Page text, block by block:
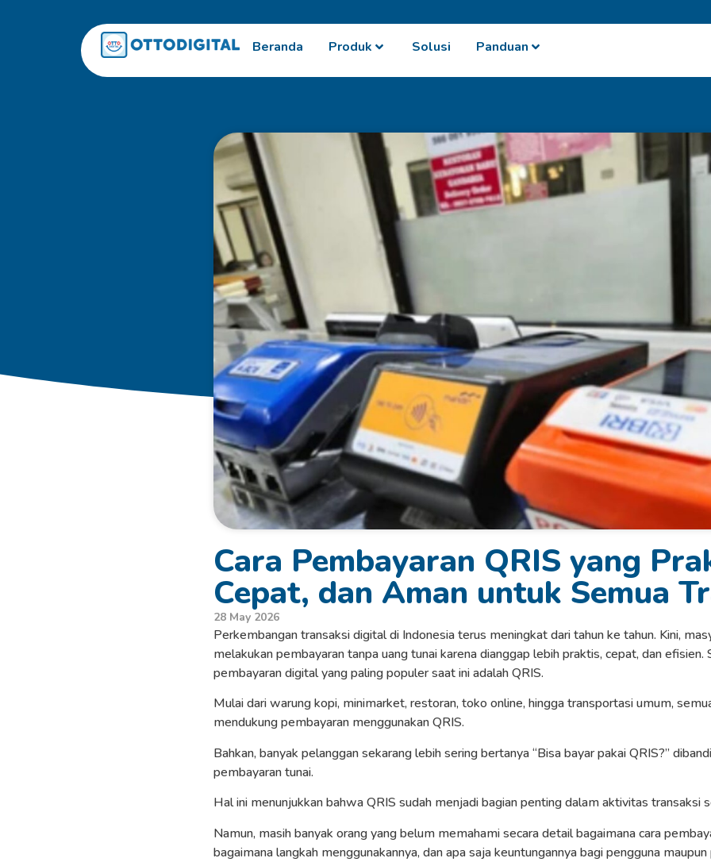
Beranda Produk Solusi Panduan
Cara Pembayaran QRIS yang
Cepat, dan Aman untuk Semua
28 May 2026
Perkembangan transaksi digital di Indonesia terus meningkat dari tahun ke tahun. Kini,
melakukan pembayaran tanpa uang tunai karena dianggap lebih praktis, cepat, dan
pembayaran digital yang paling populer saat ini adalah QRIS.
Mulai dari warung kopi, minimarket, restoran, toko online, hingga transportasi umum,
mendukung pembayaran menggunakan QRIS.
Bahkan, banyak pelanggan sekarang lebih sering bertanya “Bisa bayar pakai QRIS?”
pembayaran tunai.
Hal ini menunjukkan bahwa QRIS sudah menjadi bagian penting dalam aktivitas transaksi
Namun, masih banyak orang yang belum memahami secara detail bagaimana cara
bagaimana langkah menggunakannya, dan apa saja keuntungannya bagi pengguna maupun